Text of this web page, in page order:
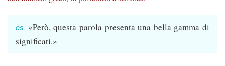
«Però, questa parola presenta una bella gamma di
significati.»